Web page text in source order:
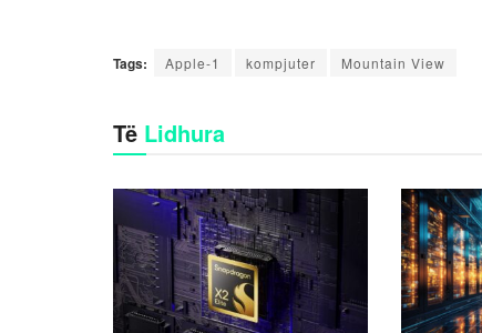
Tags: Apple-1 kompjuter Mountain View
Të Lidhura